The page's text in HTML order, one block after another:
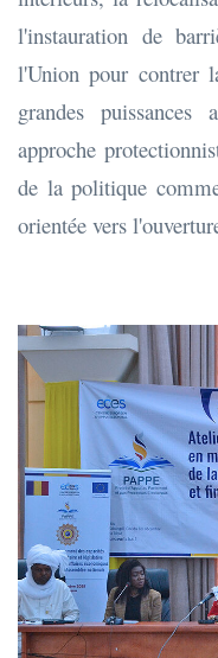
l'instauration de
l'Union pour contrer
grandes puissances
approche
de la politique
orientée vers